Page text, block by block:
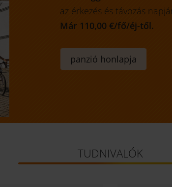
az érkezés és távozás
Már 110,00 €/fő/éj-től.
panzió honlapja
TUDNIVALÓK